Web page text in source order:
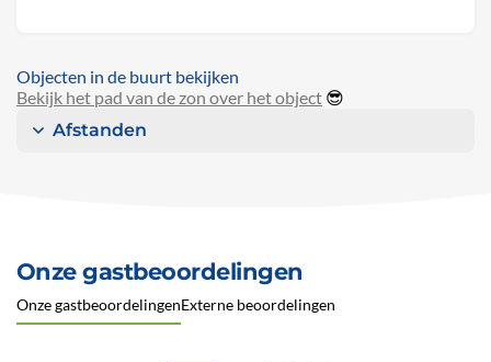
Objecten in de buurt bekijken
Bekijk het pad van de zon over het object 😎
Afstanden
Onze gastbeoordelingen
Onze gastbeoordelingenExterne beoordelingen